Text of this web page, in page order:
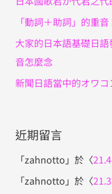
「動詞＋助詞」的重
大家的日本語基礎日
音怎麼念
新聞日語當中的オワ
近期留言
「zahnotto 」於〈
「zahnotto 」於〈